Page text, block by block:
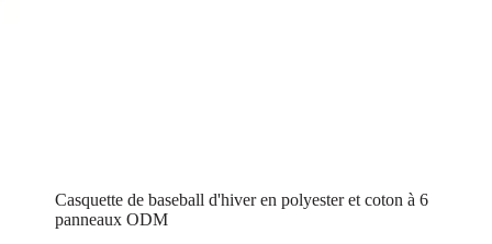
Casquette de baseball d'hiver en polyester et coton à 6
panneaux ODM